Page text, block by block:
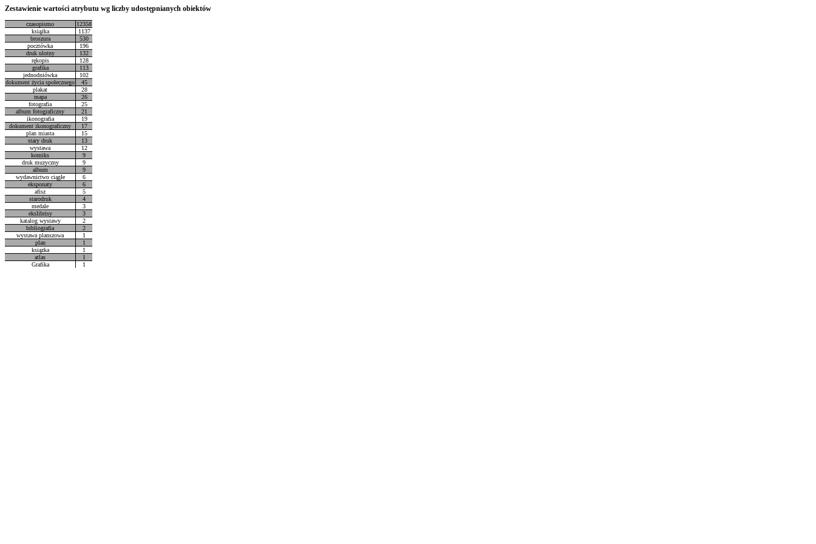
Zestawienie wartości atrybutu wg liczby udostępnianych obiektów
czasopismo
12358
książka
1137
broszura
530
pocztówka
196
druk ulotny
132
rękopis
128
grafika
113
jednodniówka
102
dokument życia społecznego
45
plakat
28
mapa
26
fotografia
25
album fotograficzny
21
ikonografia
19
dokument ikonograficzny
17
plan miasta
15
stary druk
13
wystawa
12
komiks
9
druk muzyczny
9
album
9
wydawnictwo ciągłe
6
eksponaty
6
afisz
5
starodruk
4
medale
3
ekslibrisy
3
katalog wystawy
2
bibliografia
2
wystawa planszowa
1
plan
1
ksiązka
1
atlas
1
Grafika
1